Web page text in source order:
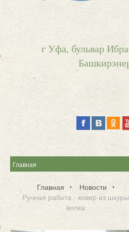
г Уфа, бульвар
Главная
Новости
Ручная работа - ковер из шкуры
волка